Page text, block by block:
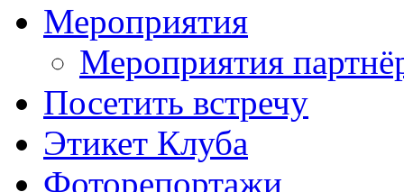
Мероприятия
Мероприятия
Посетить встречу
Этикет Клуба
Фоторепортажи